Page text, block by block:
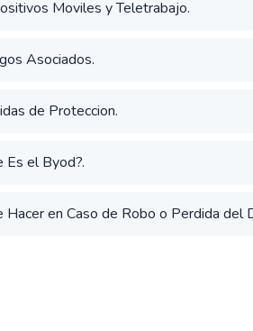
Moviles y Teletrabajo.
Asociados.
de Proteccion.
Es el Byod?.
Hacer en Caso de Robo o Perdida del